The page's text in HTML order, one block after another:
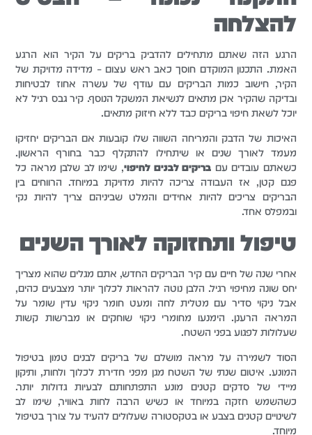
להצלחה
הרגע הזה שאתם מתחילים להדביק בריקים על הקיר הוא הרגע
האמת. התכנון המוקדם חוסך כאב ראש עצום – מדידה מדויקת של
הקיר, חישוב כמות הבריקים עם עודף של עשרה אחוז לבטיחות
ובדיקה שהקיר אכן מתאים לנשיאת המשקל הנוסף. קיר גבס רגיל לא
יוכל לשאת חיפוי בריקים כבד ללא חיזוק מתאים.
האיכות של הדבק והמריחה השווה שלו קובעות אם הבריקים יחזיקו
מעמד לאורך שנים או שיתחילו להתקלף כבר בחורף הראשון.
כשאתם עובדים עם בריקים לבנים לחיפוי, שימו לב שלבן מראה כל
פגם קטן, אז העבודה צריכה להיות מדויקת במיוחד. הרווחים בין
הבריקים צריכים להיות אחידים והמלט שביניהם צריך להיות נקי
ובמפלס אחד.
טיפול ותחזוקה לאורך השנים
אחרי שנה של חיים עם קיר הבריקים החדש, אתם מגלים שהוא מצריך
יחס שונה מחיפוי רגיל. הלבן נוטה להראות לכלוך יותר מצבעים כהים,
אבל ניקוי סדיר עם מטלית לחה ומעט חומר ניקוי עדין שומר על
המראה הרענן. הימנעו מחומרי ניקוי שוחקים או מברשות קשות
שעלולות לפגוע בפני השטח.
הסוד לשמירה על מראה מושלם של בריקים לבנים טמון בטיפול
המונע. איטום שנתי של השטח מגן מפני חדירת לכלוך ולחות, ותיקון
מיידי של סדקים קטנים מונע התפתחותם לבעיות גדולות יותר.
כשהשמש חזקה במיוחד או כשיש הרבה לחות באוויר, שימו לב
לשינויים קטנים בצבע או בטקסטורה שעלולים להעיד על צורך בטיפול
מיוחד.